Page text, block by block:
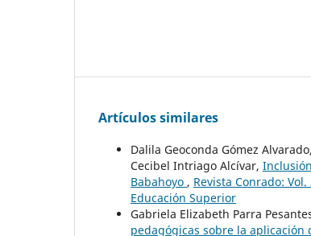
Artículos similares
Dalila Geoconda Gómez
Cecibel Intriago Alcívar,
Babahoyo , Revista Conrado:
Educación Superior
Gabriela Elizabeth Parra
pedagógicas sobre la aplicación